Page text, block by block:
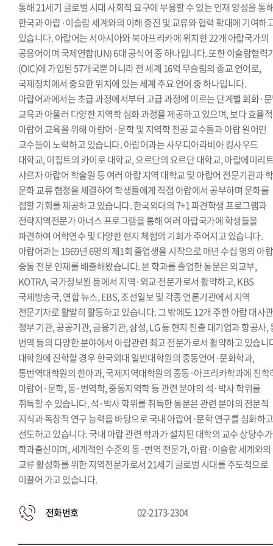
통해 21세기 글로벌 시대 사회적 요구에 부응할 수 있는 인재 양성을 통
한국과 아랍·이슬람 세계와의 이해 증진 및 교류와 협력 확대에 기여하
있습니다. 아랍어는 서아시아와 북아프리카에 위치한 22개 아랍국가의
공용어이며 국제연합(UN) 6대 공식어 중 하나입니다. 또한 이슬람협력
(OIC)에 가입된 57개국뿐 아니라 전 세계 16억 무슬림의 종교 언어로,
국제정치에서 중요한 위치에 있는 세계 주요 언어 중 하나입니다.
아랍어과에서는 초급 과정에서부터 고급 과정에 이르는 단계별 회화·
교육과 아울러 다양한 지역학 심화 과정을 제공하고 있으며, 보다 효율
아랍어 교육을 위해 아랍어·문학 및 지역학 전공 교수들과 아랍 원어민
교수들이 노력하고 있습니다. 아랍어과는 사우디아라비아 킹사우드
대학교, 이집트의 카이로 대학교, 요르단의 요르단 대학교, 아랍에미리
샤르자 아랍어 학술원 등 여러 아랍 지역 대학교 및 아랍어 전문기관과
문화 교류 협정을 체결하여 학생들에게 직접 아랍에서 공부하며 문화를
접할 기회를 제공하고 있습니다. 한국외대의 7+1 파견학생 프로그램과
전략지역전문가 아너스 프로그램을 통해 여러 아랍국가에 학생들을
파견하여 어학연수 및 다양한 현지 체험의 기회가 주어지고 있습니다.
아랍어과는 1969년 6명의 제1회 졸업생을 시작으로 매년 수십 명의 아
중동 전문 인재를 배출해왔습니다. 본 학과를 졸업한 동문은 외교부,
KOTRA, 국가정보원 등에서 지역·외교 전문가로서 활약하고, KBS
국제방송국, 연합 뉴스, EBS, 조선일보 및 각종 언론기관에서 지역
전문기자로 활발히 활동하고 있습니다. 그 밖에도 12개 주한 아랍 대사
정부 기관, 공공기관, 금융기관, 삼성, LG 등 현지 진출 대기업과 항공사,
번역 등의 다양한 분야에서 아랍관련 최고 전문가로서 활약하고 있습니
대학원에 진학할 경우 한국외대 일반대학원의 중동언어·문화학과,
통번역대학원의 한아과, 국제지역대학원의 중동·아프리카학과에 진학
아랍어·문학, 통·번역학, 중동지역학 등 관련 분야의 석·박사 학위를
취득할 수 있습니다. 석·박사 학위를 취득한 동문은 관련 분야의 전문적
지식과 독창적 연구 능력을 바탕으로 국내 아랍어·문학 연구를 심화하고
선도하고 있습니다. 국내 아랍 관련 학과가 설치된 대학의 교수 상당수
학과출신이며, 세계적인 수준의 통·번역 전문가, 아랍·이슬람 세계와의
교류 활성화를 위한 지역전문가로서 21세기 글로벌 시대를 주도적으로
이끌어 가고 있습니다.
전화번호 02-2173-2304